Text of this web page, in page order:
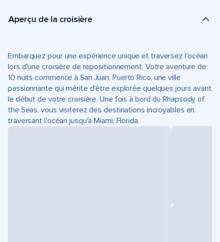
Aperçu de la croisière
Embarquez pour une expérience unique et traversez l'océan
lors d'une croisière de repositionnement. Votre aventure de
10 nuits commence à San Juan, Puerto Rico, une ville
passionnante qui mérite d'être explorée quelques jours avant
le début de votre croisière. Une fois à bord du Rhapsody of
the Seas, vous visiterez des destinations incroyables en
traversant l'océan jusqu'à Miami, Florida.